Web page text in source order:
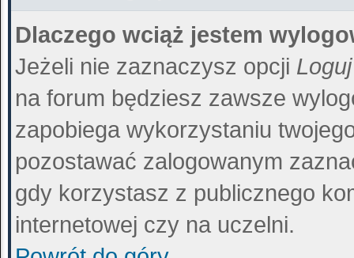
Dlaczego wciąż jestem
Jeżeli nie zaznaczysz opcji
na forum będziesz zawsze
zapobiega wykorzystaniu
pozostawać zalogowanym
gdy korzystasz z publicznego
internetowej czy na uczelni.